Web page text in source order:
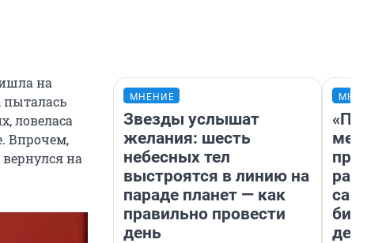
на
пыталась
ловеласа
Впрочем,
на
МНЕНИЕ
Звезды услышат
желания: шесть
небесных тел
выстроятся в линию на
параде планет — как
правильно провести
день